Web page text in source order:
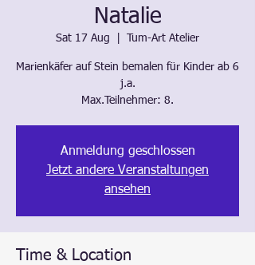
Natalie
Sat 17 Aug Tum-Art Atelier
Marienkäfer auf Stein bemalen für Kinder ab 6
j.a.
Max.Teilnehmer: 8.
Anmeldung geschlossen
Jetzt andere Veranstaltungen
ansehen
Time & Location